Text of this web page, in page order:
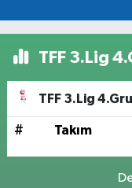
TFF 3.Lig
TFF 3.Lig
# Takım